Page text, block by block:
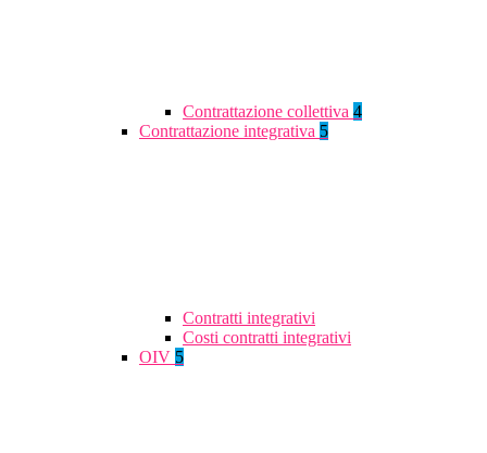
Contrattazione collettiva 4
Contrattazione integrativa 5
Contratti integrativi
Costi contratti integrativi
OIV 5